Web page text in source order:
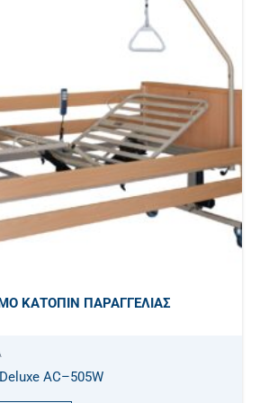
ΚΑΤΌΠΙΝ ΠΑΡΑΓΓΕΛΊΑΣ
AC–505W